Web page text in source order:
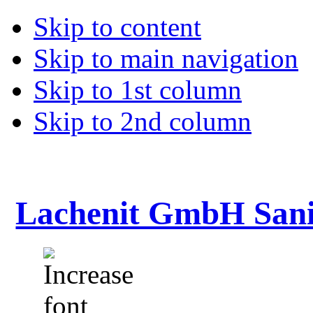
Skip to content
Skip to main navigation
Skip to 1st column
Skip to 2nd column
Lachenit GmbH